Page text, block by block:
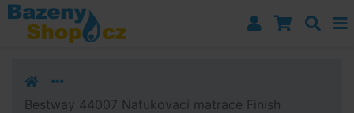
Přejít k navigaci
Přejít na obsah
Přejít k postrannímu sloupci
Bestway 44007 Nafukovací matrace Finish